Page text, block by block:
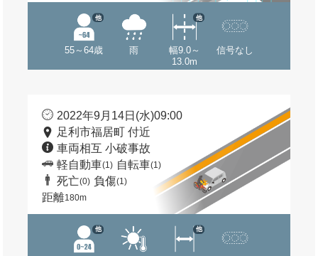
55～64歳
他
雨
幅9.0～
13.0m
他
信号なし
2022年9月14日(水)09:00
足利市福居町 付近
車両相互 小破事故
軽自動車(1) 自転車(1)
死亡(0) 負傷(1)
距離180m
他 他